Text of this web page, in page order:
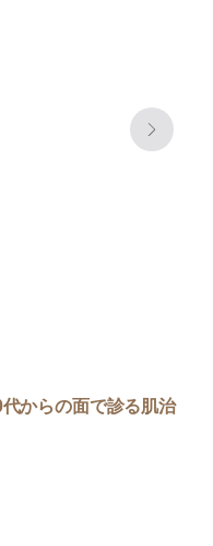
からの面で診る肌治